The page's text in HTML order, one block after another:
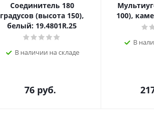
Соединитель 180
градусов (высота 150),
белый: 19.4801R.25
В наличии на складе
76 руб.
100),
В